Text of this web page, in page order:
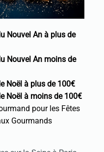
Nouvel An à plus de
Nouvel An moins de
Noël à plus de 100€
Noël à moins de 100€
pour les Fêtes
Gourmands